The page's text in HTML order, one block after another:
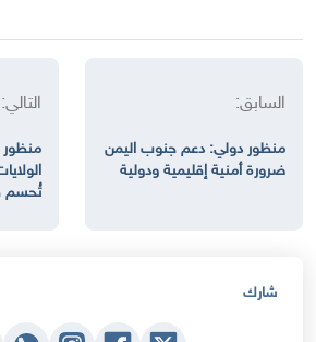
السابق:
منظور دولي: دعم جنوب اليمن
ضرورة أمنية إقليمية ودولية
التالي:
منظور
تُحسم
شارك